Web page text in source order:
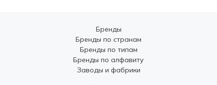
Бренды
Бренды по странам
Бренды по типам
Бренды по алфавиту
Заводы и фабрики